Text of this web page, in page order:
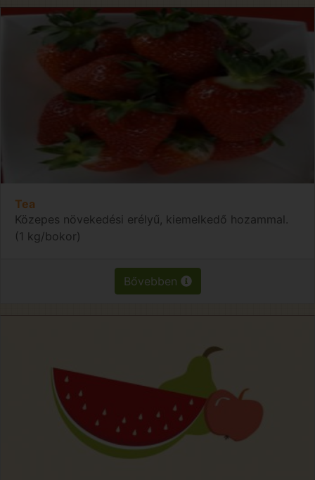
Tea
Közepes növekedési erélyű, kiemelkedő hozammal.
(1 kg/bokor)
Bővebben